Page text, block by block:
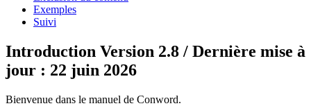
Exemples
Suivi
Introduction Version 2.8 / Dernière mise à
jour : 22 juin 2026
Bienvenue dans le manuel de Conword.